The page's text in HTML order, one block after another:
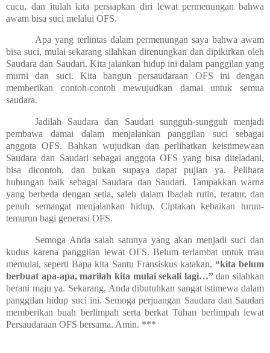
cucu, dan itulah kita persiapkan diri lewat permenungan bahwa
awam bisa suci melalui OFS.
Apa yang terlintas dalam permenungan saya bahwa awam
bisa suci, mulai sekarang silahkan direnungkan dan dipikirkan oleh
Saudara dan Saudari. Kita jalankan hidup ini dalam panggilan yang
murni dan suci. Kita bangun persaudaraan OFS ini dengan
memberikan contoh-contoh mewujudkan damai untuk semua
saudara.
Jadilah Saudara dan Saudari sungguh-sungguh menjadi
pembawa damai dalam menjalankan panggilan suci sebagai
anggota OFS. Bahkan wujudkan dan perlihatkan keistimewaan
Saudara dan Saudari sebagai anggota OFS yang bisa diteladani,
bisa dicontoh, dan bukan supaya dapat pujian ya. Pelihara
hubungan baik sebagai Saudara dan Saudari. Tampakkan warna
yang berbeda dengan setia, saleh dalam Ibadah rutin, teratur, dan
penuh semangat menjalankan hidup. Ciptakan kebaikan turun-
temurun bagi generasi OFS.
Semoga Anda salah satunya yang akan menjadi suci dan
kudus karena panggilan lewat OFS. Belum terlambat untuk mau
memulai, seperti Bapa kita Santu Fransiskus katakan, “kita belum
berbuat apa-apa, marilah kita mulai sekali lagi…”dan silahkan
berani maju ya. Sekarang, Anda dibutuhkan sangat istimewa dalam
panggilan hidup suci ini. Semoga perjuangan Saudara dan Saudari
memberikan buah berlimpah serta berkat Tuhan berlimpah lewat
Persaudaraan OFS bersama. Amin. ***